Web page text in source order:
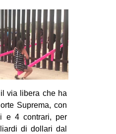
ORIENTE
il via libera che ha
Suprema, con
e 4 contrari, per
di dollari dal